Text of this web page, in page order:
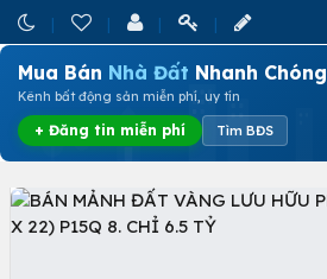
Mua Bán Nhà Đất Nhanh Chóng
Kênh bất động sản miễn phí, uy tín
+ Đăng tin miễn phí Tìm BĐS